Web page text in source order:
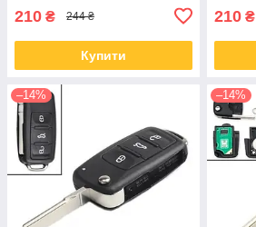
210 ₴ 244 ₴
Купити
210 ₴
–14% –14%